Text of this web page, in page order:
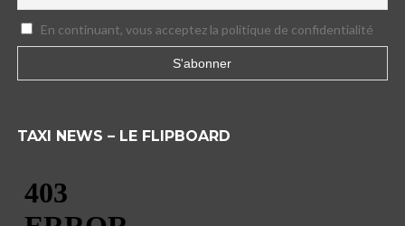
En continuant, vous acceptez la politique de confidentialité
TAXI NEWS – LE FLIPBOARD